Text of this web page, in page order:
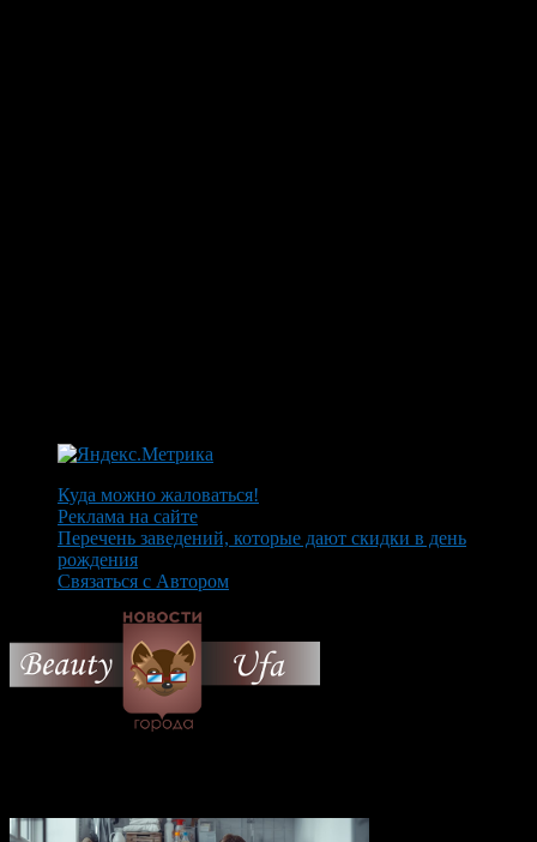
Куда можно жаловаться!
Реклама на сайте
Перечень заведений, которые дают скидки в день
рождения
Связаться с Автором